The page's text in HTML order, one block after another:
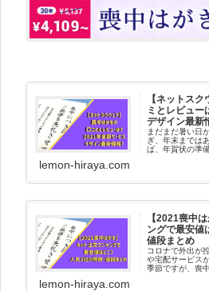
【ネットス
ミとレビュー
デザイン最新
まだまだ暑い日
ぎ、年末までは
ば、年賀状の準
lemon-hiraya.com
【2021喪中
ングで最安値
値段まとめ
コロナで外出が
や宅配サービス
季節ですが、喪
lemon-hiraya.com